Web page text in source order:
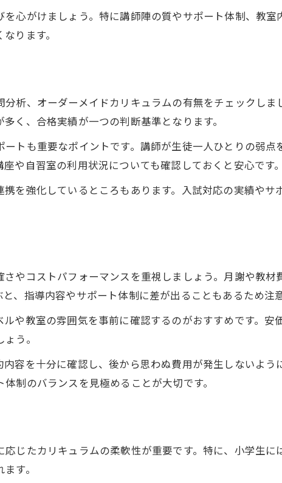
校合格を支援する理由
塾で実現する内申点アップ
習慣が定着する理由
個別指導塾をどう使うか
きる個別指導塾の選び方
べき個別指導塾のチェック項目
る個別指導塾とは何か
向上に強い理由を解説
導塾で身につく学習習慣
の個別指導塾が成果を出す秘訣
対応の個別指導塾の実力
心がけましょう。特に講師陣の質やサポート体制、教室
ります。
析、オーダーメイドカリキュラムの有無をチェックしま
く、合格実績が一つの判断基準となります。
トも重要なポイントです。講師が生徒一人ひとりの弱点
や自習室の利用状況についても確認しておくと安心です。
を強化しているところもあります。入試対応の実績やサ
やコストパフォーマンスを重視しましょう。月謝や教材
、指導内容やサポート体制に差が出ることもあるため注
や教室の雰囲気を事前に確認するのがおすすめです。安
う。
容を十分に確認し、後から思わぬ費用が発生しないよう
制のバランスを見極めることが大切です。
じたカリキュラムの柔軟性が重要です。特に、小学生に
す。
お問い合わせください
お問い合わせください